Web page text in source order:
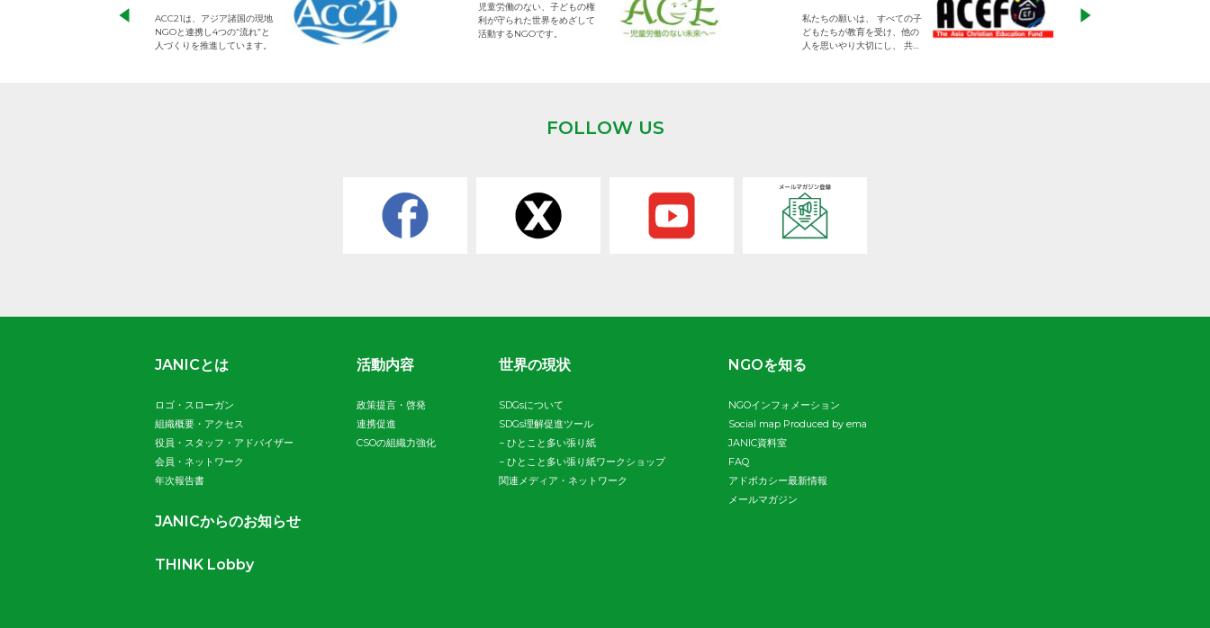
ACC21は、アジア諸国の現地
NGOと連携し4つの“流れ”と
人づくりを推進しています。
児童労働のない、子どもの権
利が守られた世界をめざして
活動するNGOです。
私たちの願いは、 すべての子
どもたちが教育を受け、他の
人を思いやり大切にし、 共に
FOLLOW US
JANICとは
ロゴ・スローガン
組織概要・アクセス
役員・スタッフ・アドバイザー
会員・ネットワーク
年次報告書
活動内容
政策提言・啓発
連携促進
CSOの組織力強化
世界の現状
SDGsについて
SDGs理解促進ツール
− ひとこと多い張り紙
− ひとこと多い張り紙ワークショップ
関連メディア・ネットワーク
NGOを知る
NGOインフォメーション
Social map Produced by ema
JANIC資料室
FAQ
アドボカシー最新情報
メールマガジン
JANICからのお知らせ
THINK Lobby